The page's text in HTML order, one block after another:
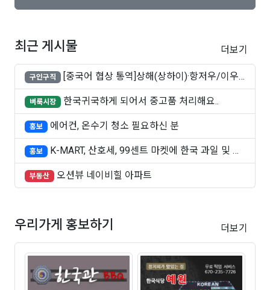
최근 게시물 더보기
구인구직
[중국어 협상 통역]상해(상하이)·항저우/이우·
쑤..
벼룩시장 한국귀국하게 되어서 중고품 처리해요..
홍보 에어컨, 온수기 청소 필요하신 분
홍보
K-MART, 산호세, 99센트 마켓에 한국 과일 및 빵
..
부동산 오션뷰 네이비힐 아파트
우리가게 홍보하기 더보기